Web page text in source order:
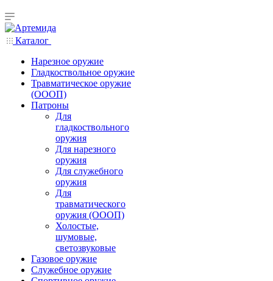
Каталог
Нарезное оружие
Гладкоствольное оружие
Травматическое оружие
(ОООП)
Патроны
Для
гладкоствольного
оружия
Для нарезного
оружия
Для служебного
оружия
Для
травматического
оружия (ОООП)
Холостые,
шумовые,
светозвуковые
Газовое оружие
Служебное оружие